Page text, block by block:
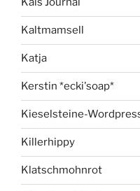
Kaltmamsell
Katja
Kerstin *ecki'soap*
Kieselsteine-
Killerhippy
Klatschmohnrot